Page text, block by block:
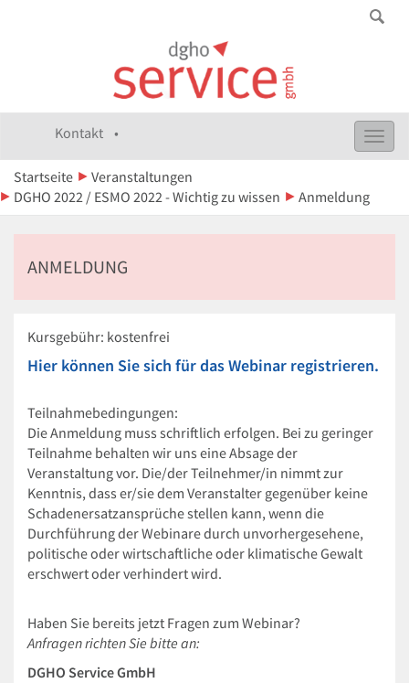
Kontakt •
Startseite
Veranstaltungen
DGHO 2022 / ESMO 2022 - Wichtig zu wissen
Anmeldung
ANMELDUNG
Kursgebühr: kostenfrei
Hier können Sie sich für das Webinar registrieren.
Teilnahmebedingungen:
Die Anmeldung muss schriftlich erfolgen. Bei zu geringer
Teilnahme behalten wir uns eine Absage der
Veranstaltung vor. Die/der Teilnehmer/in nimmt zur
Kenntnis, dass er/sie dem Veranstalter gegenüber keine
Schadenersatzansprüche stellen kann, wenn die
Durchführung der Webinare durch unvorhergesehene,
politische oder wirtschaftliche oder klimatische Gewalt
erschwert oder verhindert wird.
Haben Sie bereits jetzt Fragen zum Webinar?
Anfragen richten Sie bitte an:
DGHO Service GmbH